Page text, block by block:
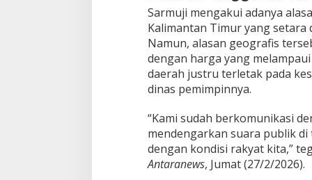
s
R
a
k
y
t
,
B
u
k
​Sarmuji mengakui adanya
Kalimantan Timur yang setara
Namun, alasan geografis
dengan harga yang
daerah justru terletak pada
dinas pemimpinnya.
​“Kami sudah berkomunikasi
mendengarkan suara publik
dengan kondisi rakyat kita,”
Antaranews, Jumat (27/2/2026).